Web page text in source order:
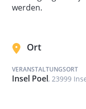
werden.
Ort
VERANSTALTUNGSORT
Insel Poel, 23999